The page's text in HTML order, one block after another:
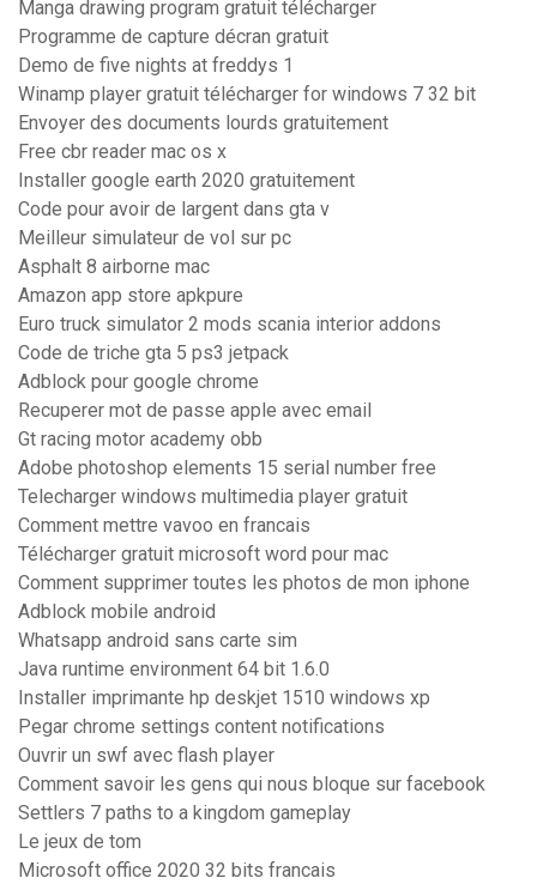
Manga drawing program gratuit télécharger
Programme de capture décran gratuit
Demo de five nights at freddys 1
Winamp player gratuit télécharger for windows 7 32 bit
Envoyer des documents lourds gratuitement
Free cbr reader mac os x
Installer google earth 2020 gratuitement
Code pour avoir de largent dans gta v
Meilleur simulateur de vol sur pc
Asphalt 8 airborne mac
Amazon app store apkpure
Euro truck simulator 2 mods scania interior addons
Code de triche gta 5 ps3 jetpack
Adblock pour google chrome
Recuperer mot de passe apple avec email
Gt racing motor academy obb
Adobe photoshop elements 15 serial number free
Telecharger windows multimedia player gratuit
Comment mettre vavoo en francais
Télécharger gratuit microsoft word pour mac
Comment supprimer toutes les photos de mon iphone
Adblock mobile android
Whatsapp android sans carte sim
Java runtime environment 64 bit 1.6.0
Installer imprimante hp deskjet 1510 windows xp
Pegar chrome settings content notifications
Ouvrir un swf avec flash player
Comment savoir les gens qui nous bloque sur facebook
Settlers 7 paths to a kingdom gameplay
Le jeux de tom
Microsoft office 2020 32 bits francais